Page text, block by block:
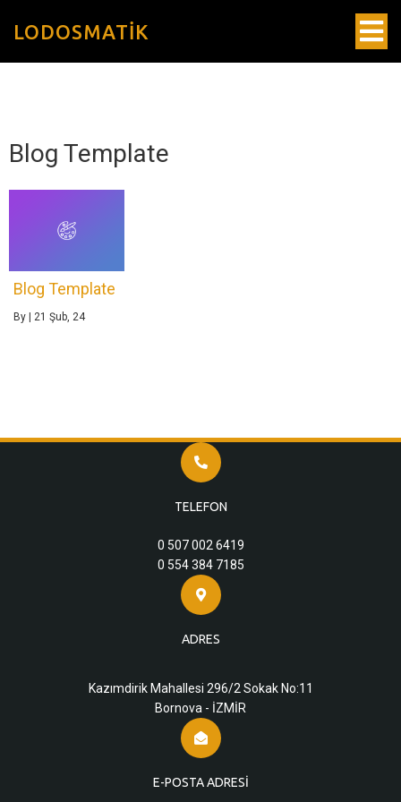
LODOSMATIK
Blog Template
Blog Template
By | 21 Şub, 24
TELEFON
0 507 002 6419
0 554 384 7185
ADRES
Kazımdirik Mahallesi 296/2 Sokak No:11
Bornova - İZMİR
E-POSTA ADRESI